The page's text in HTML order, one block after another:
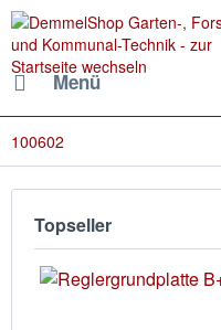
Menü
100602
Topseller